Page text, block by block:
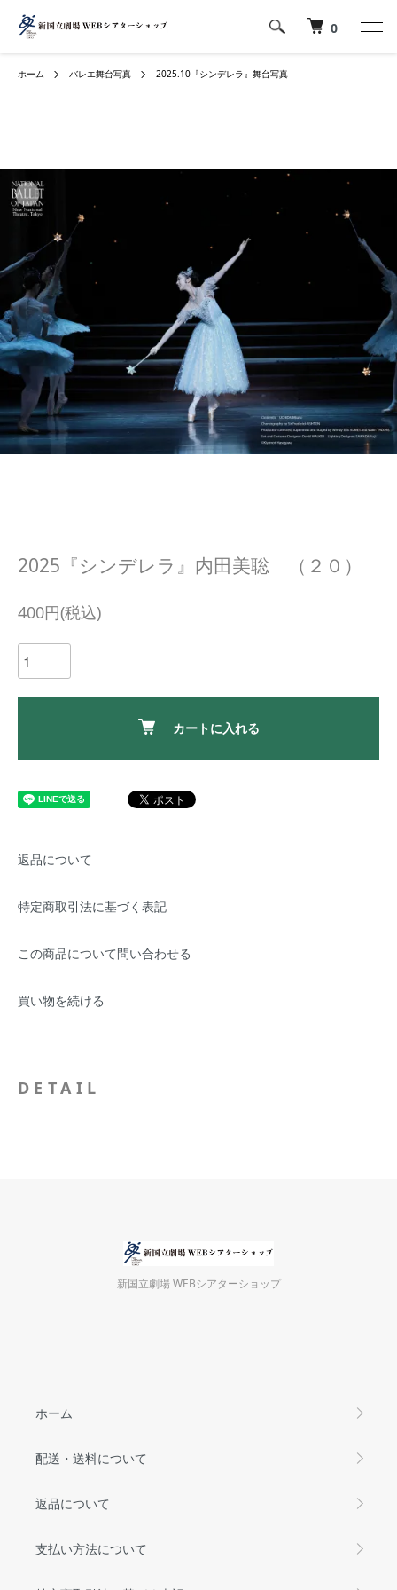
0
ホーム バレエ舞台写真 2025.10『シンデレラ』舞台写真
2025『シンデレラ』内田美聡 （２０）
400円(税込)
カートに入れる
返品について
特定商取引法に基づく表記
この商品について問い合わせる
買い物を続ける
DETAIL
新国立劇場 WEBシアターショップ
ホーム
配送・送料について
返品について
支払い方法について